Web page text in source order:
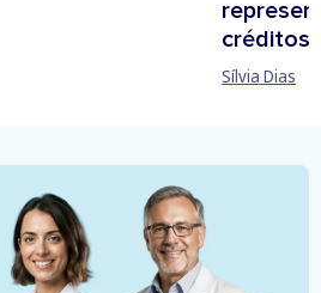
créditos
Sílvia Dias